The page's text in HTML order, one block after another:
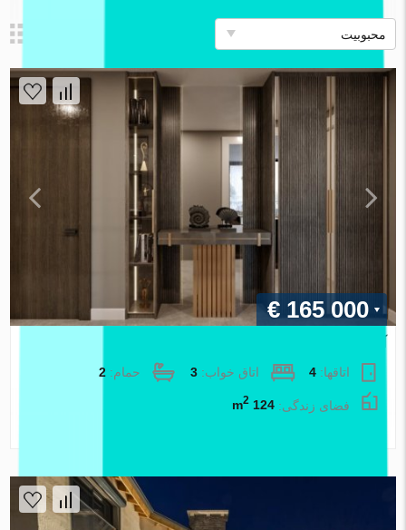
محبوبیت
€ 165 000
اتاقها:4 اتاق خواب:3 حمام:2
فضای زندگی:124 m
2